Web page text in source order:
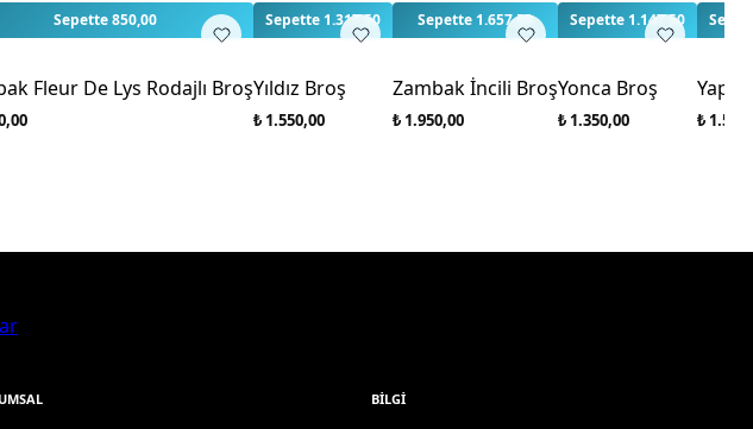
Sepette 850,00
Fleur De Lys Rodajlı Broş
Sepette 1.317,50
Yıldız Broş
₺ 1.550,00
Sepette 1.657,50
Zambak İncili Broş
₺ 1.950,00
Sepette 1.147,50
Yonca Broş
₺ 1.350,00 ₺
BILGI